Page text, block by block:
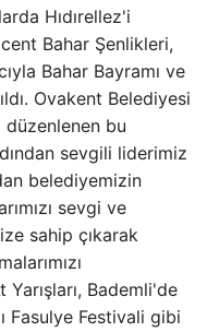
Hıdırellez'i
Bahar Şenlikleri,
Bahar Bayramı ve
Ovakent Belediyesi
düzenlenen bu
sevgili liderimiz
belediyemizin
sevgi ve
sahip çıkarak
Bademli'de
Fasulye Festivali gibi